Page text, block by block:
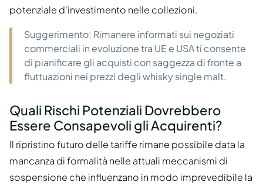
potenziale d'investimento nelle collezioni.
Suggerimento: Rimanere informati sui negoziati
commerciali in evoluzione tra UE e USA ti consente
di pianificare gli acquisti con saggezza di fronte a
fluttuazioni nei prezzi degli whisky single malt.
Quali Rischi Potenziali Dovrebbero
Essere Consapevoli gli Acquirenti?
Il ripristino futuro delle tariffe rimane possibile data la
mancanza di formalità nelle attuali meccanismi di
sospensione che influenzano in modo imprevedibile la